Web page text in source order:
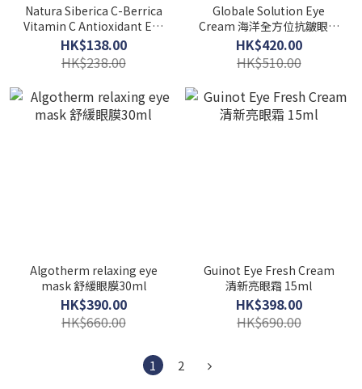
Natura Siberica C-Berrica
Vitamin C Antioxidant Eye
30ml
HK$138.00
HK$238.00
Globale Solution Eye
Cream 海洋全方位抗皺眼霜
15ml
HK$420.00
HK$510.00
Algotherm relaxing eye
mask 舒緩眼膜30ml
HK$390.00
HK$660.00
Guinot Eye Fresh Cream
清新亮眼霜 15ml
HK$398.00
HK$690.00
1 2